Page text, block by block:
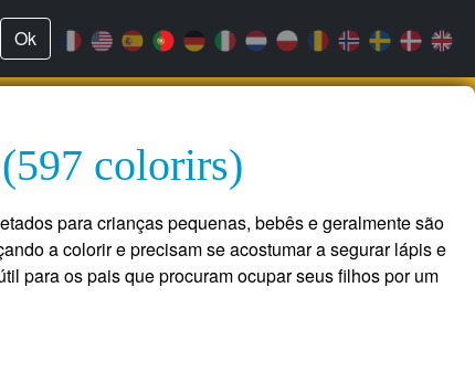
Ok
colorirs)
para crianças pequenas, bebês e geralmente são
a colorir e precisam se acostumar a segurar lápis e
para os pais que procuram ocupar seus filhos por um